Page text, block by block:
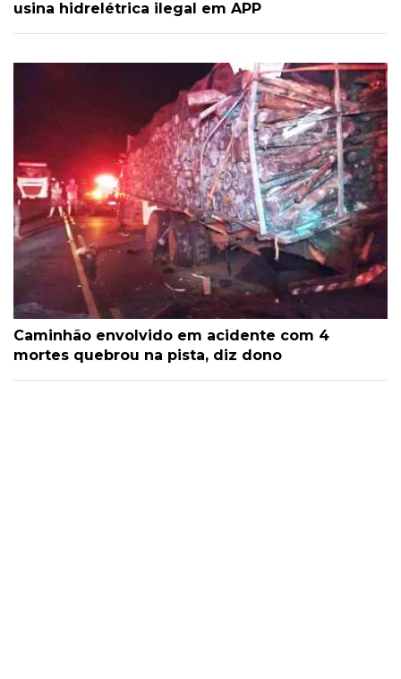
usina hidrelétrica ilegal em APP
Caminhão envolvido em acidente com 4
mortes quebrou na pista, diz dono